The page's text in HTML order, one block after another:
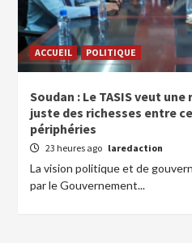
ACCUEIL POLITIQUE
Soudan : Le TASIS veut
juste des richesses entre
périphéries
23 heures ago laredaction
La vision politique et de
par le Gouvernement...